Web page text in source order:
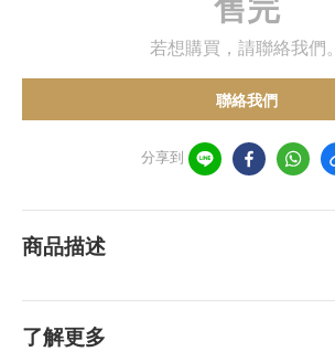
售完
若想購買，請聯絡我們。
聯絡我們
分享到
商品描述
了解更多